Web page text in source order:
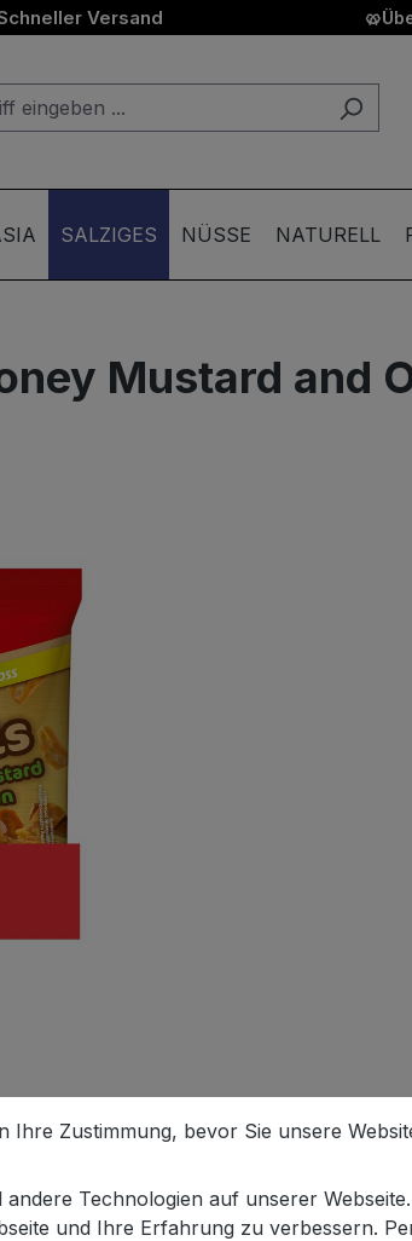
Versand 🥨
SALZIGES NÜSSE NATURELL
Mustard and
Pretzels Honey
Ihre Zustimmung, bevor Sie unsere
Technologien auf unserer
und Ihre Erfahrung zu verbessern.